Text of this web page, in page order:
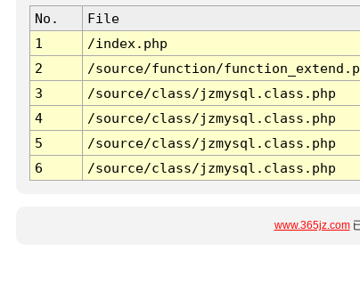
No. File
1
/index.php
2
/source/function/
3
/source/class/jzmysql.class.php
4
/source/class/jzmysql.class.php
5
/source/class/jzmysql.class.php
6
/source/class/jzmysql.class.php
www.365jz.com